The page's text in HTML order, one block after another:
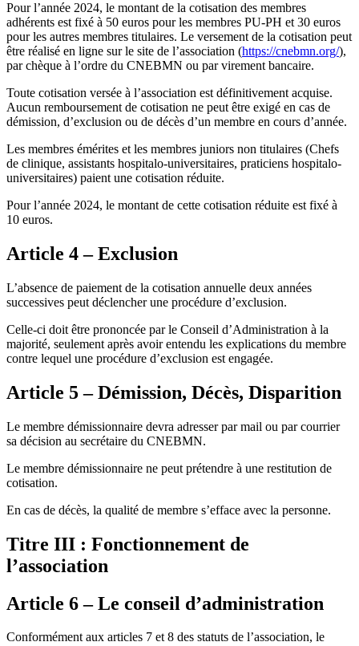
Pour l’année 2024, le montant de la cotisation des membres
adhérents est fixé à 50 euros pour les membres PU-PH et 30 euros
pour les autres membres titulaires. Le versement de la cotisation peut
être réalisé en ligne sur le site de l’association (https://cnebmn.org/),
par chèque à l’ordre du CNEBMN ou par virement bancaire.
Toute cotisation versée à l’association est définitivement acquise.
Aucun remboursement de cotisation ne peut être exigé en cas de
démission, d’exclusion ou de décès d’un membre en cours d’année.
Les membres émérites et les membres juniors non titulaires (Chefs
de clinique, assistants hospitalo-universitaires, praticiens hospitalo-
universitaires) paient une cotisation réduite.
Pour l’année 2024, le montant de cette cotisation réduite est fixé à
10 euros.
Article 4 – Exclusion
L’absence de paiement de la cotisation annuelle deux années
successives peut déclencher une procédure d’exclusion.
Celle-ci doit être prononcée par le Conseil d’Administration à la
majorité, seulement après avoir entendu les explications du membre
contre lequel une procédure d’exclusion est engagée.
Article 5 – Démission, Décès, Disparition
Le membre démissionnaire devra adresser par mail ou par courrier
sa décision au secrétaire du CNEBMN.
Le membre démissionnaire ne peut prétendre à une restitution de
cotisation.
En cas de décès, la qualité de membre s’efface avec la personne.
Titre III : Fonctionnement de
l’association
Article 6 – Le conseil d’administration
Conformément aux articles 7 et 8 des statuts de l’association, le